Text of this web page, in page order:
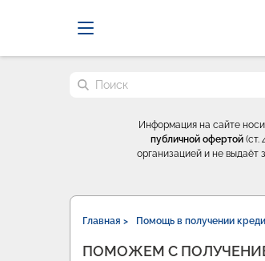
Поиск по сайту
Информация на сайте
публичной офертой (ст.
организацией и не выдаёт
Главная > Помощь в получении
ПОМОЖЕМ С